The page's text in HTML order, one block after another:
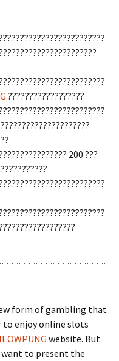
??????????????????
200 ???
form of gambling that
to enjoy online slots
website. But
want to present the